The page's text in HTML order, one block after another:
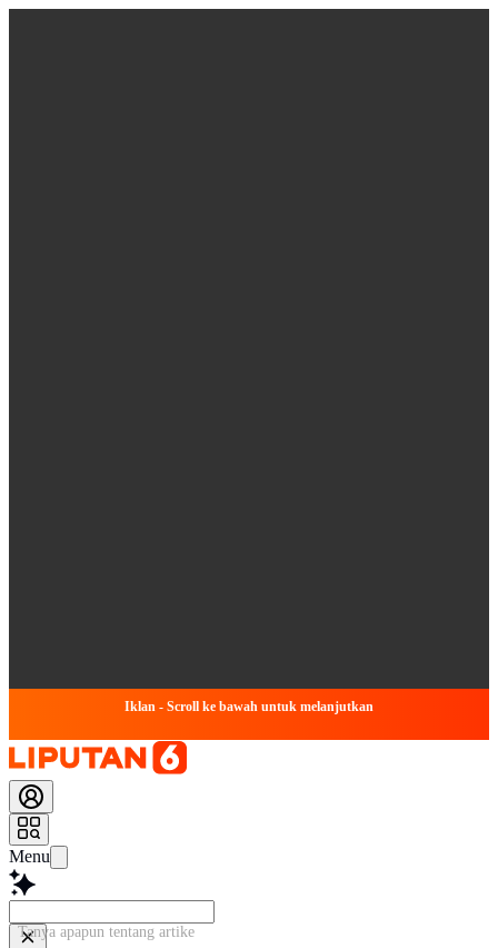
Iklan - Scroll ke bawah untuk melanjutkan
Menu
Tanya apapun tentang artikel ini...